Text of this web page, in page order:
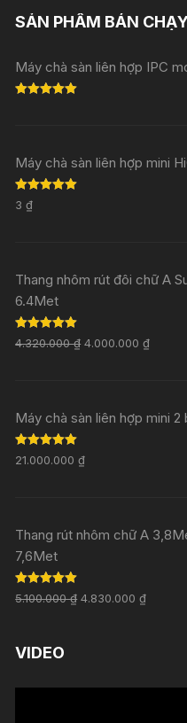
SẢN PHẨM BÁN
Máy chà sàn liên hợp IPC
Máy chà sàn liên hợp mini
Rated
out of 5
3₫
Thang nhôm rút đôi chữ A
6.4Met
Rated 5.00
out of 5
4.320.000₫ 4.000.000₫
Máy chà sàn liên hợp mini
Rated5.00
out of 5
21.000.000₫
Thang rút nhôm chữ A
7,6Met
Rated5.00
out of 5
5.100.000₫ 4.830.000₫
VIDEO